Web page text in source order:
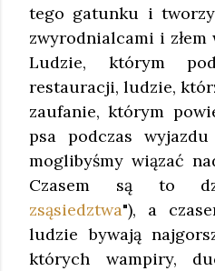
tego gatunku i
zwyrodnialcami i złem
Ludzie, którym
restauracji, ludzie,
zaufanie, którym
psa podczas
moglibyśmy wiązać
Czasem są to
zsąsiedztwa"), a
ludzie bywają
których wampiry,